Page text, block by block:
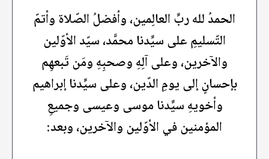
الحمدُ لله ربِّ العالِمين، وأفضلُ الصّلاة وأتمّ
التّسليمِ على سيِّدنا محمَّد، سيّد الأوّلين
والآخرين، وعلى آلِهِ وصحبِهِ ومَن تَبعهِم
بإحسانٍ إلى يومِ الدّين، وعلى سيِّدنا إبراهيم
وأخويهِ سيِّدنا موسى وعيسى وجميعِ
المؤمنين في الأوّلين والآخرين، وبعد: